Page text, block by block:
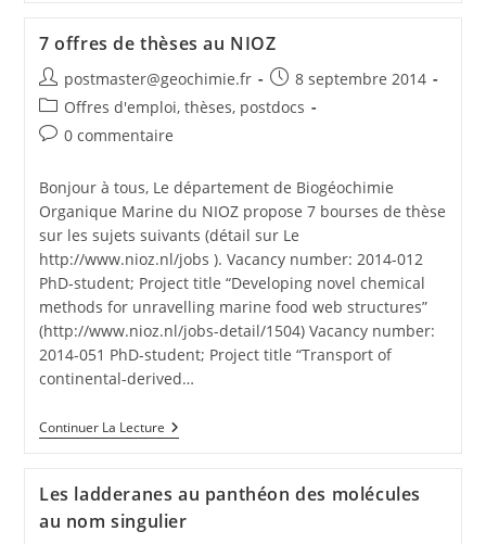
7 offres de thèses au NIOZ
postmaster@geochimie.fr
8 septembre 2014
Offres d'emploi, thèses, postdocs
0 commentaire
Bonjour à tous, Le département de Biogéochimie
Organique Marine du NIOZ propose 7 bourses de thèse
sur les sujets suivants (détail sur Le
http://www.nioz.nl/jobs ). Vacancy number: 2014-012
PhD-student; Project title “Developing novel chemical
methods for unravelling marine food web structures”
(http://www.nioz.nl/jobs-detail/1504) Vacancy number:
2014-051 PhD-student; Project title “Transport of
continental-derived…
Continuer La Lecture
Les ladderanes au panthéon des molécules
au nom singulier